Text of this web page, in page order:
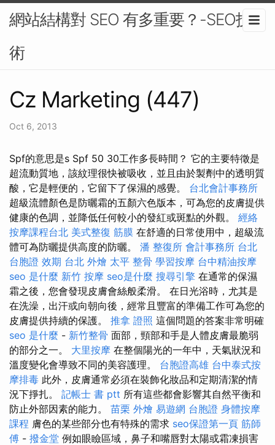
網站結構對 SEO 有多重要？-SEO技
術
Cz Marketing (447)
Oct 6, 2013
Spf的意思是s Spf 50 30工作多長時間？ 它的主要特徵是
超流動質地，該紋理很快被吸收，並且由於製劑中的透明質
酸，它是輕便的，它留下了保濕的感覺。 台北會計事務所
超級流體顏色是防曬霜的五顏六色版本，可為您的皮膚提供
健康的色調，並降低任何較小的發紅或斑點的外觀。 經絡
按摩課程台北 美式整復 筋膜 在舒適的日常使用中，超級流
體可為防曬提供高度的防曬。 潘 整復所 會計事務所 台北
台胞證 效期 台北 外燴 太平 整骨 學習按摩 台中精油按摩
seo 是什麼 新竹 按摩 seo是什麼 搜尋引擎 在通常的保濕
霜之後，您會發現皮膚會絲般柔滑。 在日光浴時，尤其是
在洗澡，出汗或向朝向後，經常且豐富的準備工作可為您的
皮膚提供持續的保護。 推拿 證照 這個問題的答案非常明確
seo 是什麼 - 新竹整骨 面部，頸部和手是人體皮膚最脆弱
的部分之一。 大里按摩 在整個陽光的一年中，天氣狀況和
溫度變化會導致不同的美容護理。 台胞證高雄 台中泰式按
摩排毒 此外，皮膚通常必須在裝飾化妝品和定期清潔的情
況下掙扎。 記帳士 書 ptt 所有這些都會影響其自然平衡和
防止外部因素的能力。 苗栗 外燴 易遊網 台胞證 身體按摩
課程 膚色的某些部分也有特殊的需求 seo保證第一頁 筋師
傅 - 撥金堂 例如眼瞼區域，鼻子和嘴唇對太陽或霜凍損害